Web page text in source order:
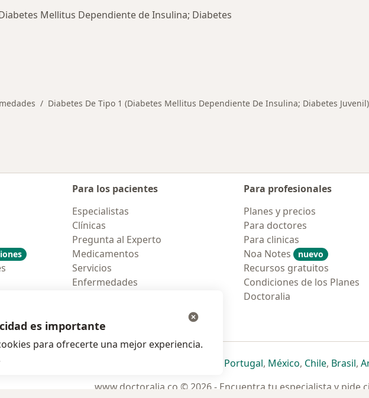
Mellitus Dependiente de Insulina; Diabetes
Diabetes De Tipo 1 (Diabetes Mellitus Dependiente De Insulina; Diabetes Juvenil)
Para los pacientes
Especialistas
Clínicas
Pregunta al Experto
Medicamentos
Servicios
Enfermedades
Para profesionales
Planes y precios
Para doctores
Para clinicas
Noa Notes
nuevo
Recursos gratuitos
Condiciones de los Planes
Doctoralia
se abre en una nueva pestaña
se abre en una nueva pestaña
se abre en una nueva pestaña
se abre en una nueva pestaña
Portugalse abre en una nueva
, Méxicose abre en una
, Chilese abre
, Brasilse
,
www.doctoralia.co © 2026 - Encuentra tu especialista y pide
es importante
para ofrecerte una mejor experiencia.